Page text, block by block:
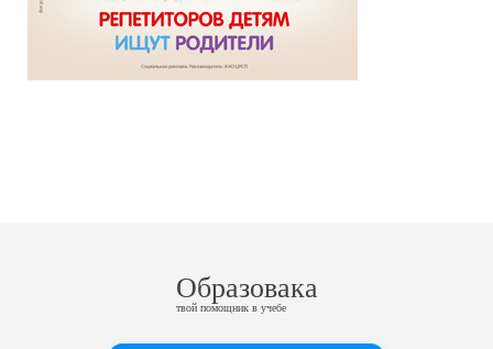
Образовака
твой помощник в учебе